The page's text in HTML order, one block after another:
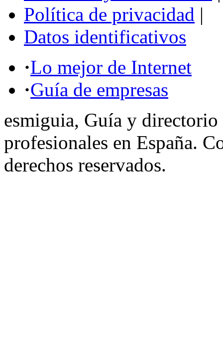
Política de privacidad |
Datos identificativos
·Lo mejor de Internet
·Guía de empresas
esmiguia, Guía y directorio
profesionales en España.
derechos reservados.